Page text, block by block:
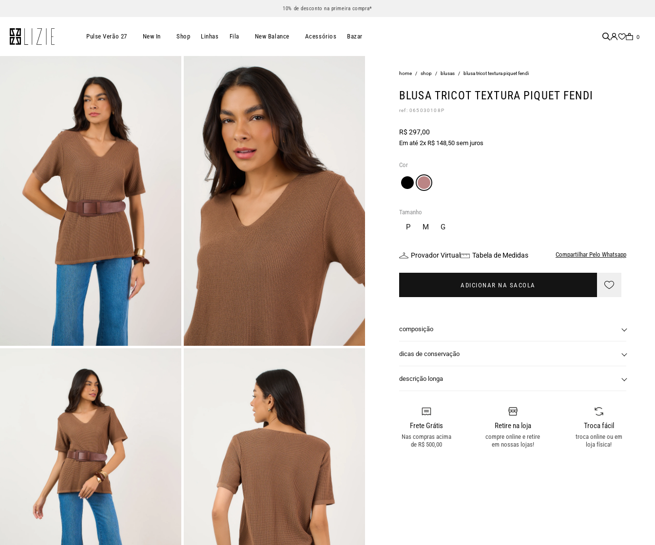
10% de desconto na primeira compra*
0
Pulse Verão 27 New In Shop Linhas Fila New Balance Acessórios Bazar
home / shop / blusas / blusa tricot textura piquet fendi
BLUSA TRICOT TEXTURA PIQUET FENDI
ref: 065030108P
R$ 297,00
Em até 2x R$ 148,50 sem juros
Cor
Tamanho
P M G
Provador Virtual Tabela de Medidas Compartilhar Pelo Whatsapp
ADICIONAR NA SACOLA
composição
dicas de conservação
descrição longa
Frete Grátis
Nas compras acima
de R$ 500,00
Retire na loja
compre online e retire
em nossas lojas!
Troca fácil
troca online ou em
loja física!